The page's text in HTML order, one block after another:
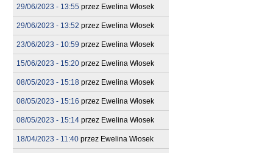
29/06/2023 - 13:55 przez Ewelina Włosek
29/06/2023 - 13:52 przez Ewelina Włosek
23/06/2023 - 10:59 przez Ewelina Włosek
15/06/2023 - 15:20 przez Ewelina Włosek
08/05/2023 - 15:18 przez Ewelina Włosek
08/05/2023 - 15:16 przez Ewelina Włosek
08/05/2023 - 15:14 przez Ewelina Włosek
18/04/2023 - 11:40 przez Ewelina Włosek